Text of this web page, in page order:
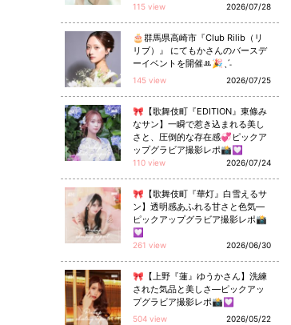
115 view 2026/07/28
🎂群馬県高崎市『Club Rilib（リ
リブ）』 にてもかさんのバースデ
ーイベントを開催ꔛ🎉ˎˊ˗
145 view 2026/07/25
🎀【歌舞伎町『EDITION』東條み
なサン】一瞬で惹き込まれる美し
さと、圧倒的な存在感💞ピックア
ップグラビア撮影レポ📸💟
110 view 2026/07/24
🎀【歌舞伎町『華灯』白雪えるサ
ン】透明感あふれる甘さと色気—
ピックアップグラビア撮影レポ📸
💟
261 view 2026/06/30
🎀【上野『蓮』ゆうかさん】洗練
された気品と美しさ—ピックアッ
プグラビア撮影レポ📸💟
504 view 2026/05/22